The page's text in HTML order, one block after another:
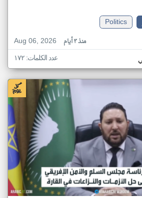
Politics
Aug 06, 2026
منذ ٣ أيام
عدد الكلمات: ١٧٢